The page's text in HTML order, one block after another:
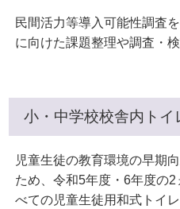
民間活力等導入可能性調査
に向けた課題整理や調査・
小・中学校校舎内
児童生徒の教育環境の早期
ため、令和5年度・6年度の
べての児童生徒用和式トイ